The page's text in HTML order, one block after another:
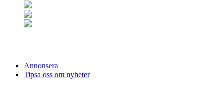
Annonsera
Tipsa oss om nyheter